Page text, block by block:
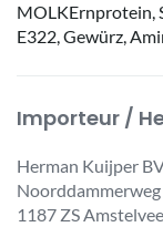
MOLKErnprotein,
E322, Gewürz,
Importeur /
Herman Kuijper
1187 ZS